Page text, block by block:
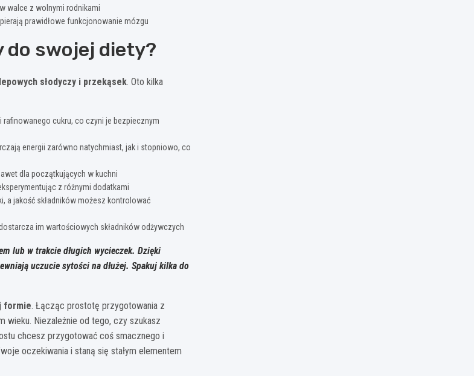
walce z wolnymi rodnikami
prawidłowe funkcjonowanie mózgu
do swojej diety?
słodyczy i przekąsek. Oto kilka
cukru, co czyni je bezpiecznym
energii zarówno natychmiast, jak i stopniowo, co
dla początkujących w kuchni
z różnymi dodatkami
a jakość składników możesz kontrolować
im wartościowych składników odżywczych
lub w trakcie długich wycieczek. Dzięki
uczucie sytości na dłużej. Spakuj kilka do
formie. Łącząc prostotę przygotowania z
wieku. Niezależnie od tego, czy szukasz
chcesz przygotować coś smacznego i
oczekiwania i staną się stałym elementem